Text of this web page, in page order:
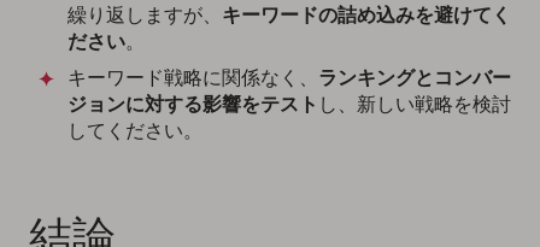
繰り返しますが、 キーワードの詰め込みを避けてく
ださい。
キーワード戦略に関係なく、 ランキングとコンバー
ジョンに対する影響をテスト し、新しい戦略を検討
してください。
結論